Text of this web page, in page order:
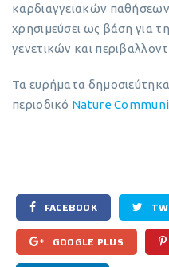
καρδιαγγειακών
χρησιμεύσει ως βάση για
γενετικών και
Τα ευρήματα
περιοδικό Nature
FACEBOOK
GOOGLE PLUS